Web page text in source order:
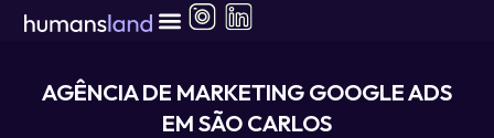
para
conteúdoAGÊNCIA DE MARKETING GOOGLE ADS
EM SÃO CARLOS